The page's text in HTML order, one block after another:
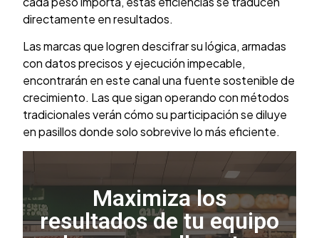
directamente en resultados.
Las marcas que logren descifrar su lógica, armadas
con datos precisos y ejecución impecable,
encontrarán en este canal una fuente sostenible de
crecimiento. Las que sigan operando con métodos
tradicionales verán cómo su participación se diluye
en pasillos donde solo sobrevive lo más eficiente.
Maximiza los
resultados de tu equipo